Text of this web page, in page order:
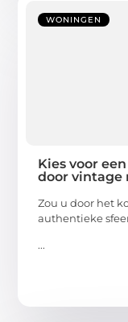
WONINGEN
Kies voor
door vintage
Zou u door het
authentieke
...